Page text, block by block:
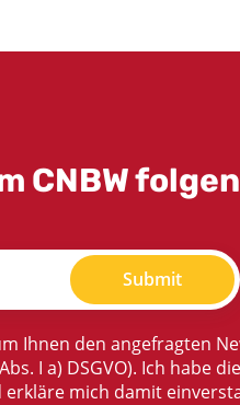
CNBW folgen
Submit
Ihnen den angefragten
I a) DSGVO). Ich habe die
mich damit